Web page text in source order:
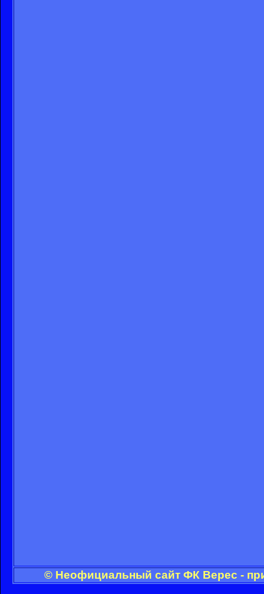
© Неофициальный сайт ФК Верес -